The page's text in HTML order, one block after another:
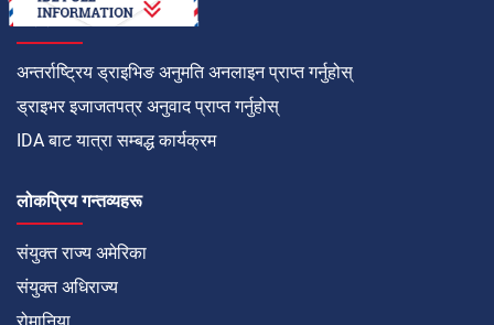
कसरी गर्ने
अन्तर्राष्ट्रिय ड्राइभिङ अनुमति अनलाइन प्राप्त गर्नुहोस्
ड्राइभर इजाजतपत्र अनुवाद प्राप्त गर्नुहोस्
IDA बाट यात्रा सम्बद्ध कार्यक्रम
लोकप्रिय गन्तव्यहरू
संयुक्त राज्य अमेरिका
संयुक्त अधिराज्य